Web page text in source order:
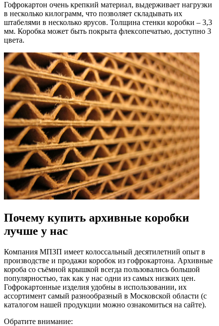
Гофрокартон очень крепкий материал, выдерживает нагрузки
в несколько килограмм, что позволяет складывать их
штабелями в несколько ярусов. Толщина стенки коробки – 3,3
мм. Коробка может быть покрыта флексопечатью, доступно 3
цвета.
Почему купить архивные коробки
лучше у нас
Компания МПЗП имеет колоссальный десятилетний опыт в
производстве и продажи коробок из гофрокартона. Архивные
короба со съёмной крышкой всегда пользовались большой
популярностью, так как у нас одни из самых низких цен.
Гофрокартонные изделия удобны в использовании, их
ассортимент самый разнообразный в Московской области (с
каталогом нашей продукции можно ознакомиться на сайте).
Обратите внимание: